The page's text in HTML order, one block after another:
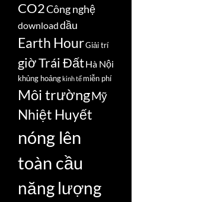
CO2Công nghệ
downloaddầu
Earth HourGiải trí
giờ Trái ĐấtHà Nội
khủng hoảngkinh tế miễn phí
Môi trườngMỹ
Nhiệt Huyết
nóng lên
toàn cầu
năng lượng